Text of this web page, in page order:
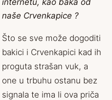
internetu, kao baka od
naše Crvenkapice ?
Što se sve može dogoditi
bakici i Crvenkapici kad ih
proguta strašan vuk, a
one u trbuhu ostanu bez
signala te ima li ova priča